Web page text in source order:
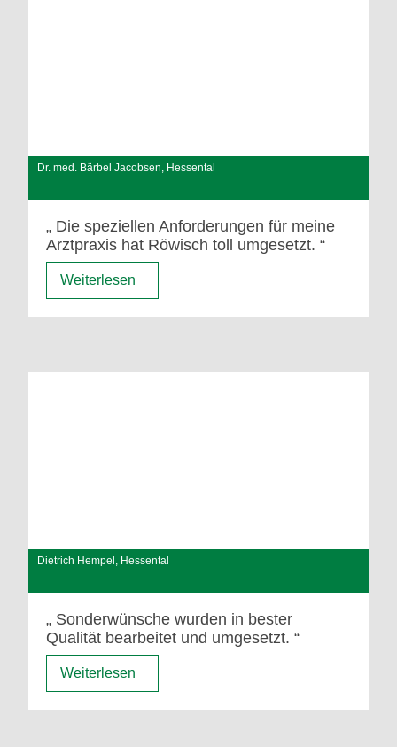
Dr. med. Bärbel Jacobsen, Hessental
Die speziellen Anforderungen für meine
Arztpraxis hat Röwisch toll umgesetzt.
Weiterlesen
Dietrich Hempel, Hessental
Sonderwünsche wurden in bester
Qualität bearbeitet und umgesetzt.
Weiterlesen